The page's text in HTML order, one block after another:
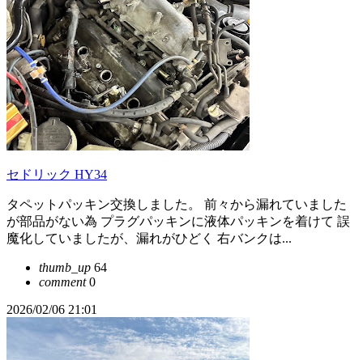
セドリック HY34
タペットパッキン交換しました。 前々から漏れていました
が部品がない為 プラグパッキンに液体パッキンを着けて 誤
魔化していましたが、漏れがひどく 右バンクは...
thumb_up 64
comment0
2026/02/06 21:01